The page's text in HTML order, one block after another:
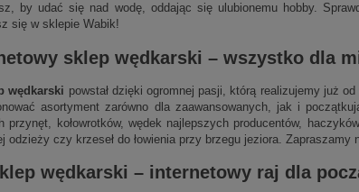
by udać się nad wodę, oddając się ulubionemu hobby.
się w sklepie Wabik!
sklep wędkarski – wszystko dla
wędkarski powstał dzięki ogromnej pasji, którą realizujemy już
asortyment zarówno dla zaawansowanych, jak i
przynęt, kołowrotków, wędek najlepszych producentów,
odzieży czy krzeseł do łowienia przy brzegu jeziora. Zapraszamy
wędkarski – internetowyraj dla